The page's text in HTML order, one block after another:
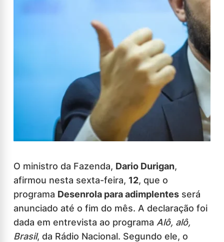
O ministro da Fazenda, Dario Durigan,
afirmou nesta sexta-feira, 12, que o
programa Desenrola para adimplentes será
anunciado até o fim do mês. A declaração foi
dada em entrevista ao programa Alô, alô,
Brasil, da Rádio Nacional. Segundo ele, o